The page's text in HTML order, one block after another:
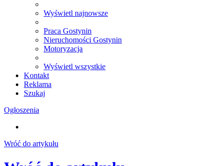
Wyświetl najnowsze
Praca Gostynin
Nieruchomości Gostynin
Motoryzacja
Wyświetl wszystkie
Kontakt
Reklama
Szukaj
Ogłoszenia
Wróć do artykułu